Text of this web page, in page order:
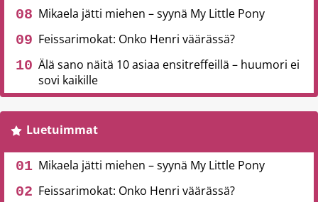
Mikaela jätti miehen – syynä My Little Pony
Feissarimokat: Onko Henri väärässä?
Älä sano näitä 10 asiaa ensitreffeillä – huumori ei
sovi kaikille
Luetuimmat
Mikaela jätti miehen – syynä My Little Pony
Feissarimokat: Onko Henri väärässä?